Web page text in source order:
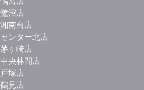
鷺沼店
湘南台店
センター北店
茅ヶ崎店
中央林間店
戸塚店
鶴見店